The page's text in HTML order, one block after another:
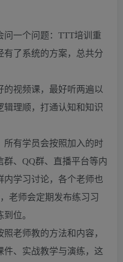
问一个问题：TTT培训重
有了系统的方案，总共分
视频课，最好听两遍以
辑理顺，打通认知和知识
所有学员会按照加入的时
、QQ群、直播平台等内
内学习讨论，各个老师也
老师会定期发布练习习
位。
老师教的方法和内容，
件、实战教学与演练，这